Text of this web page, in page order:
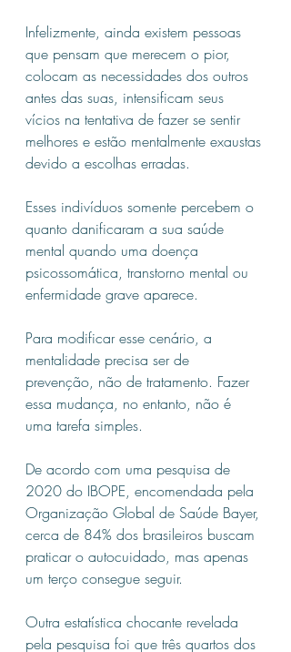
Infelizmente, ainda existem pessoas
que pensam que merecem o pior,
colocam as necessidades dos outros
antes das suas, intensificam seus
vícios na tentativa de fazer se sentir
melhores e estão mentalmente exaustas
devido a escolhas erradas.
Esses indivíduos somente percebem o
quanto danificaram a sua saúde
mental quando uma doença
psicossomática, transtorno mental ou
enfermidade grave aparece.
Para modificar esse cenário, a
mentalidade precisa ser de
prevenção, não de tratamento. Fazer
essa mudança, no entanto, não é
uma tarefa simples.
De acordo com uma pesquisa de
2020 do IBOPE, encomendada pela
Organização Global de Saúde Bayer,
cerca de 84% dos brasileiros buscam
praticar o autocuidado, mas apenas
um terço consegue seguir.
Outra estatística chocante revelada
pela pesquisa foi que três quartos dos